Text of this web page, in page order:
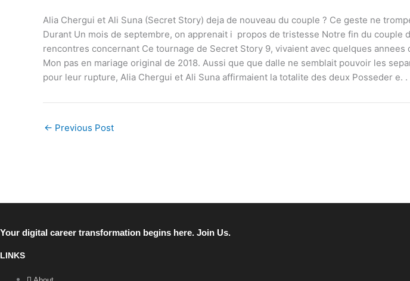
Alia Chergui et Ali Suna (Secret Story) deja de nouveau du couple ? Ce geste ne
Durant Un mois de septembre, on apprenait i propos de tristesse Notre fin du couple
rencontres concernant Ce tournage de Secret Story 9, vivaient avec quelques
Mon pas en mariage original de 2018. Aussi que que dalle ne semblait pouvoir les
pour leur rupture, Alia Chergui et Ali Suna affirmaient la totalite des deux Posseder e. .
← Previous Post
Your digital career transformation begins here. Join Us.
LINKS